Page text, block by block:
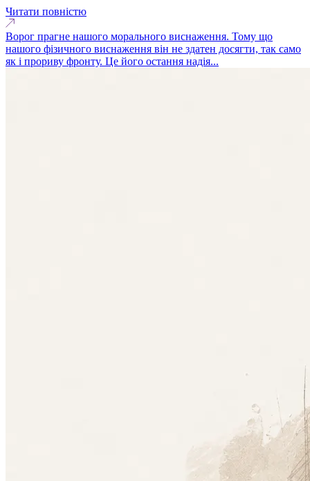
Читати повністю
Ворог прагне нашого морального виснаження. Тому що
нашого фізичного виснаження він не здатен досягти, так само
як і прориву фронту. Це його остання надія...